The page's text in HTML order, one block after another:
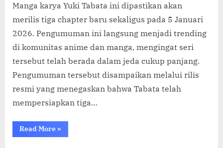
Manga karya Yuki Tabata ini dipastikan akan
merilis tiga chapter baru sekaligus pada 5 Januari
2026. Pengumuman ini langsung menjadi trending
di komunitas anime dan manga, mengingat seri
tersebut telah berada dalam jeda cukup panjang.
Pengumuman tersebut disampaikan melalui rilis
resmi yang menegaskan bahwa Tabata telah
mempersiapkan tiga…
Read More“‘Black
Clover’
»